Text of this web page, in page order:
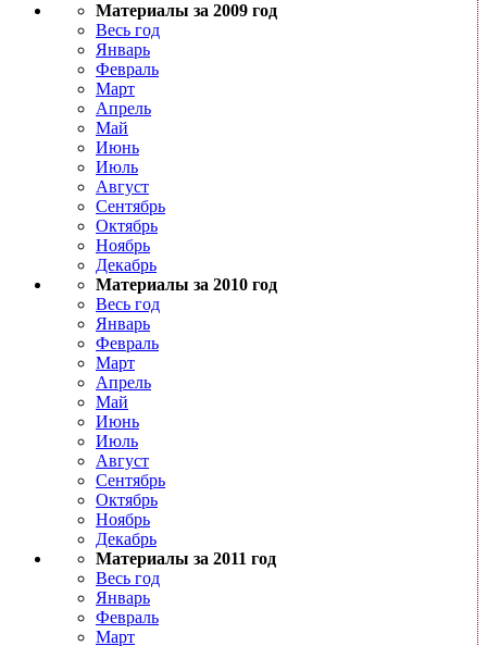
Материалы за 2009 год
Весь год
Январь
Февраль
Март
Апрель
Май
Июнь
Июль
Август
Сентябрь
Октябрь
Ноябрь
Декабрь
Материалы за 2010 год
Весь год
Январь
Февраль
Март
Апрель
Май
Июнь
Июль
Август
Сентябрь
Октябрь
Ноябрь
Декабрь
Материалы за 2011 год
Весь год
Январь
Февраль
Март